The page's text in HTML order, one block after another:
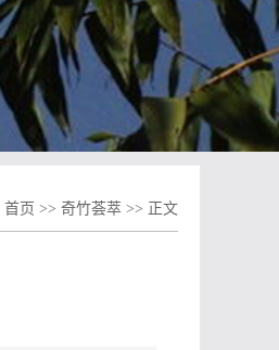
首页 >> 奇竹荟萃 >> 正文